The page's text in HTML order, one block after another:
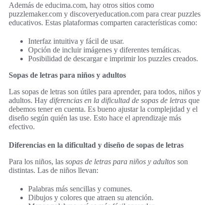
Además de educima.com, hay otros sitios como
puzzlemaker.com y discoveryeducation.com para crear puzzles
educativos. Estas plataformas comparten características como:
Interfaz intuitiva y fácil de usar.
Opción de incluir imágenes y diferentes temáticas.
Posibilidad de descargar e imprimir los puzzles creados.
Sopas de letras para niños y adultos
Las sopas de letras son útiles para aprender, para todos, niños y
adultos. Hay diferencias en la dificultad de sopas de letras que
debemos tener en cuenta. Es bueno ajustar la complejidad y el
diseño según quién las use. Esto hace el aprendizaje más
efectivo.
Diferencias en la dificultad y diseño de sopas de letras
Para los niños, las sopas de letras para niños y adultos son
distintas. Las de niños llevan:
Palabras más sencillas y comunes.
Dibujos y colores que atraen su atención.